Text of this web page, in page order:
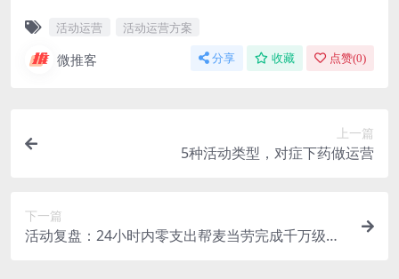
活动运营 活动运营方案
微推客 分享 收藏 点赞(0)
上一篇
5种活动类型，对症下药做运营
下一篇
活动复盘：24小时内零支出帮麦当劳完成千万级传